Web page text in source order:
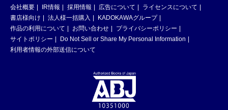
会社概要 IR情報 採用情報 広告について
ライセンスについて
書店様向け
法人様一括購入
KADOKAWAグループ
作品の利用について
お問い合わせ
プライバシーポリシー
サイトポリシー
Do Not Sell or Share My Personal Information
利用者情報の外部送信について